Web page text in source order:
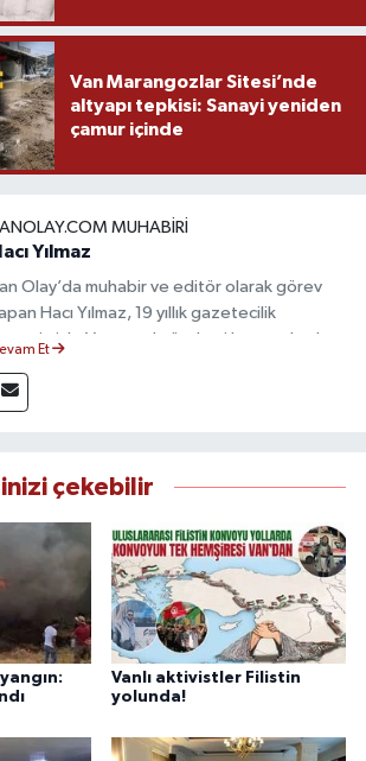
Van Marangozlar Sitesi’nde
altyapı tepkisi: Sanayi yeniden
çamur içinde
MUHABIRI
Yılmaz
Olay’da muhabir ve editör olarak görev
Hacı Yılmaz, 19 yıllık gazetecilik
Van yerel gündemi başta olmak
etmektedir. Editoryal sürece katkı sunan
tarafsızlık, doğruluk ve etik ilkeler
Et
çekebilir
Vanlı aktivistler Filistin
yolunda!